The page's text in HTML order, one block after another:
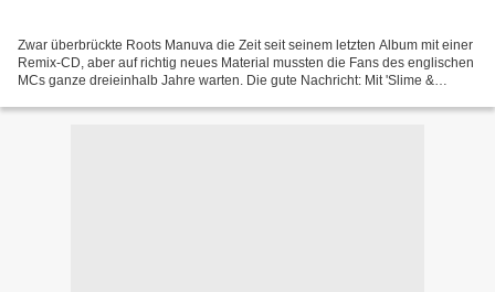
Zwar überbrückte Roots Manuva die Zeit seit seinem letzten Album mit einer
Remix-CD, aber auf richtig neues Material mussten die Fans des englischen
MCs ganze dreieinhalb Jahre warten. Die gute Nachricht: Mit 'Slime &